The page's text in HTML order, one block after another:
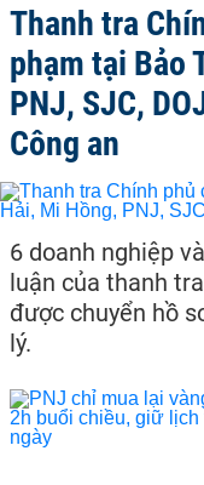
Thanh tra
phạm tại Bảo
PNJ, SJC,
Công an
6 doanh nghiệp
luận của thanh
được chuyển hồ
lý.